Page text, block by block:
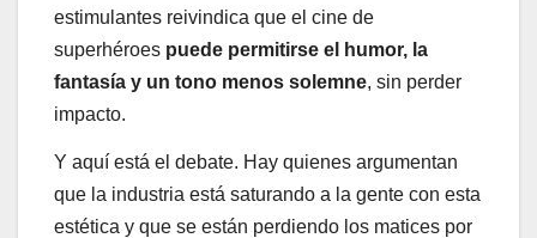
estimulantes reivindica que el cine de
superhéroes puede permitirse el humor, la
fantasía y un tono menos solemne, sin perder
impacto.
Y aquí está el debate. Hay quienes argumentan
que la industria está saturando a la gente con esta
estética y que se están perdiendo los matices por